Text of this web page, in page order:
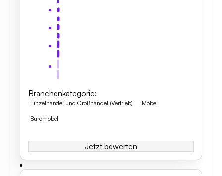
Branchenkategorie:
Einzelhandel und Großhandel (Vertrieb) Möbel
Büromöbel
Jetzt bewerten